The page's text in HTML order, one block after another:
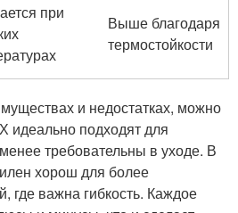
при
Выше благодаря
термостойкости
и недостатках, можно
идеально подходят для
требовательны в уходе. В
хорош для более
где важна гибкость. Каждое